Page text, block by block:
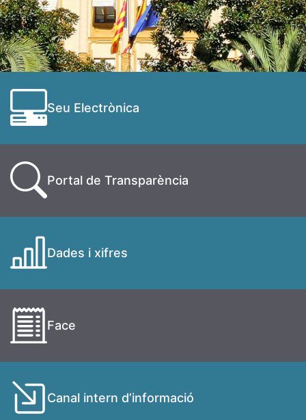
Seu Electrònica
Portal de Transparència
Dades i xifres
Face
Canal intern d’informació